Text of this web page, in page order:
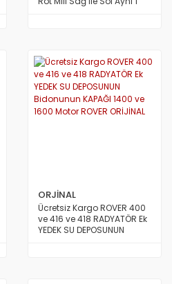
ORJİNAL
Ücretsiz Kargo ROVER 400
ve 416 ve 418 RADYATÖR Ek
YEDEK SU DEPOSUNUN